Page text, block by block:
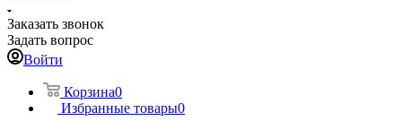
Заказать звонок
Задать вопрос
Войти
Корзина0
Избранные товары0